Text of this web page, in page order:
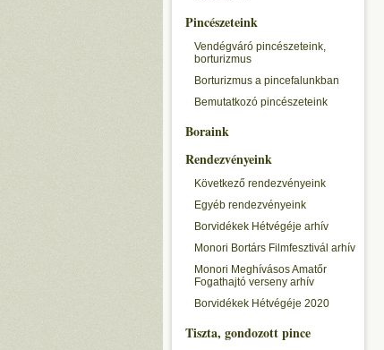
Pincészeteink
Vendégváró pincészeteink,
borturizmus
Borturizmus a pincefalunkban
Bemutatkozó pincészeteink
Boraink
Rendezvényeink
Következő rendezvényeink
Egyéb rendezvényeink
Borvidékek Hétvégéje arhív
Monori Bortárs Filmfesztivál arhív
Monori Meghívásos Amatőr
Fogathajtó verseny arhív
Borvidékek Hétvégéje 2020
Tiszta, gondozott pince